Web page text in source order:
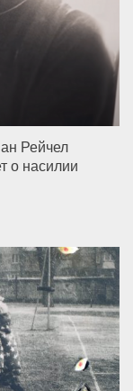
Рейчел
о насилии